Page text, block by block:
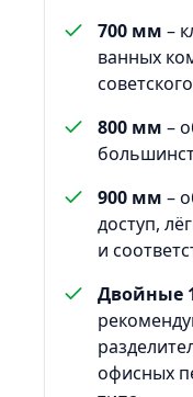
700 мм –
ванных
800 мм –
900 мм –
доступ,
и
Двойные
офисных